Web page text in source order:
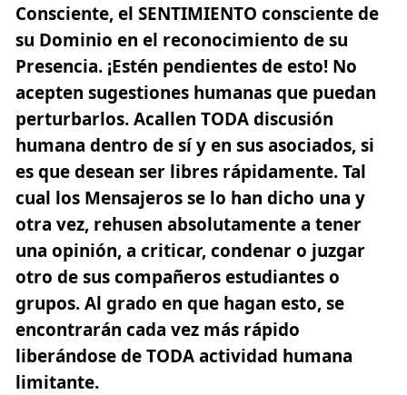
Consciente, el SENTIMIENTO consciente de
su Dominio en el reconocimiento de su
Presencia. ¡Estén pendientes de esto! No
acepten sugestiones humanas que puedan
perturbarlos. Acallen TODA discusión
humana dentro de sí y en sus asociados, si
es que desean ser libres rápidamente. Tal
cual los Mensajeros se lo han dicho una y
otra vez, rehusen absolutamente a tener
una opinión, a criticar, condenar o juzgar
otro de sus compañeros estudiantes o
grupos. Al grado en que hagan esto, se
encontrarán cada vez más rápido
liberándose de TODA actividad humana
limitante.